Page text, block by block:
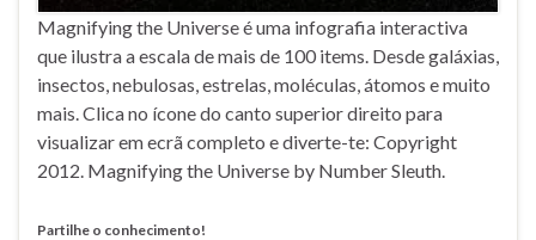
Magnifying the Universe é uma infografia interactiva
que ilustra a escala de mais de 100 items. Desde galáxias,
insectos, nebulosas, estrelas, moléculas, átomos e muito
mais. Clica no ícone do canto superior direito para
visualizar em ecrã completo e diverte-te: Copyright
2012. Magnifying the Universe by Number Sleuth.
Partilhe o conhecimento!